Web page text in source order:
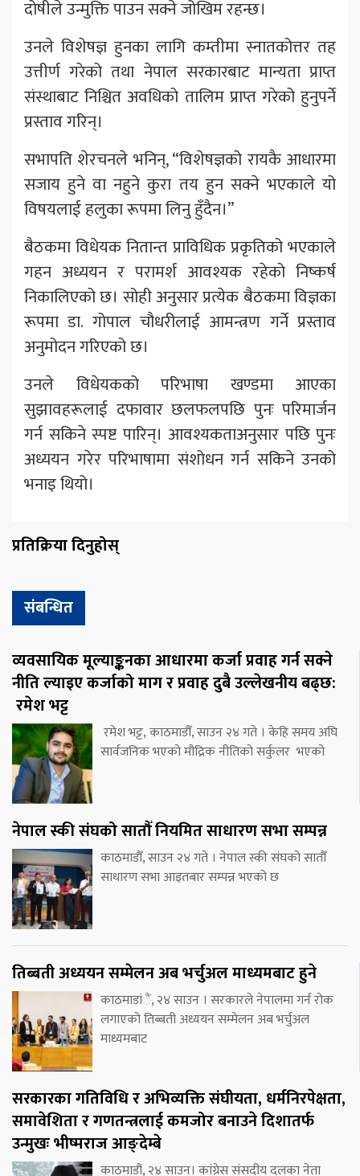
दोषीले उन्मुक्ति पाउन सक्ने जोखिम रहन्छ।
उनले विशेषज्ञ हुनका लागि कम्तीमा स्नातकोत्तर तह
उत्तीर्ण गरेको तथा नेपाल सरकारबाट मान्यता प्राप्त
संस्थाबाट निश्चित अवधिको तालिम प्राप्त गरेको हुनुपर्ने
प्रस्ताव गरिन्।
सभापति शेरचनले भनिन्, “विशेषज्ञको रायकै आधारमा
सजाय हुने वा नहुने कुरा तय हुन सक्ने भएकाले यो
विषयलाई हलुका रूपमा लिनु हुँदैन।”
बैठकमा विधेयक नितान्त प्राविधिक प्रकृतिको भएकाले
गहन अध्ययन र परामर्श आवश्यक रहेको निष्कर्ष
निकालिएको छ। सोही अनुसार प्रत्येक बैठकमा विज्ञका
रूपमा डा. गोपाल चौधरीलाई आमन्त्रण गर्ने प्रस्ताव
अनुमोदन गरिएको छ।
उनले विधेयकको परिभाषा खण्डमा आएका
सुझावहरूलाई दफावार छलफलपछि पुनः परिमार्जन
गर्न सकिने स्पष्ट पारिन्। आवश्यकताअनुसार पछि पुनः
अध्ययन गरेर परिभाषामा संशोधन गर्न सकिने उनको
भनाइ थियो।
प्रतिक्रिया दिनुहोस्
संबन्धित
व्यवसायिक मूल्याङ्कनका आधारमा कर्जा प्रवाह गर्न सक्ने
नीति ल्याइए कर्जाको माग र प्रवाह दुबै उल्लेखनीय बढ्छ:
रमेश भट्ट
रमेश भट्ट, काठमाडौँ, साउन २४ गते । केहि समय अघि
सार्वजनिक भएको मौद्रिक नीतिको सर्कुलर भएको
नेपाल स्की संघको सातौँ नियमित साधारण सभा सम्पन्न
काठमाडौँ, साउन २४ गते । नेपाल स्की संघको सातौँ
साधारण सभा आइतबार सम्पन्न भएको छ
तिब्बती अध्ययन सम्मेलन अब भर्चुअल माध्यमबाट हुने
काठमाडांैं, २४ साउन । सरकारले नेपालमा गर्न रोक
लगाएको तिब्बती अध्ययन सम्मेलन अब भर्चुअल
माध्यमबाट
सरकारका गतिविधि र अभिव्यक्ति संघीयता, धर्मनिरपेक्षता,
समावेशिता र गणतन्त्रलाई कमजोर बनाउने दिशातर्फ
उन्मुखः भीष्मराज आङ्देम्बे
काठमाडौं, २४ साउन। कांग्रेस संसदीय दलका नेता